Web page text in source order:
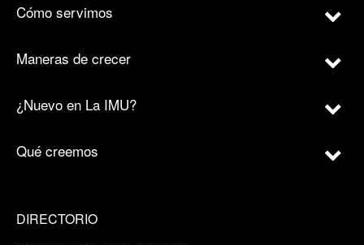
Cómo servimos
Maneras de crecer
¿Nuevo en La IMU?
Qué creemos
DIRECTORIO